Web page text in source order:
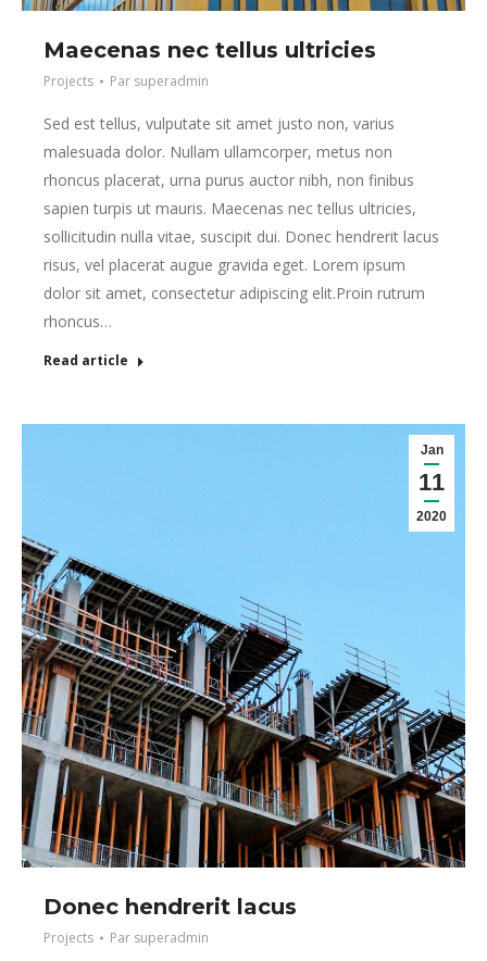
Maecenas nec tellus ultricies
Projects Par superadmin
Sed est tellus, vulputate sit amet justo non, varius
malesuada dolor. Nullam ullamcorper, metus non
rhoncus placerat, urna purus auctor nibh, non finibus
sapien turpis ut mauris. Maecenas nec tellus ultricies,
sollicitudin nulla vitae, suscipit dui. Donec hendrerit lacus
risus, vel placerat augue gravida eget. Lorem ipsum
dolor sit amet, consectetur adipiscing elit.Proin rutrum
rhoncus…
Read article
Jan
11
2020
Donec hendrerit lacus
Projects Par superadmin